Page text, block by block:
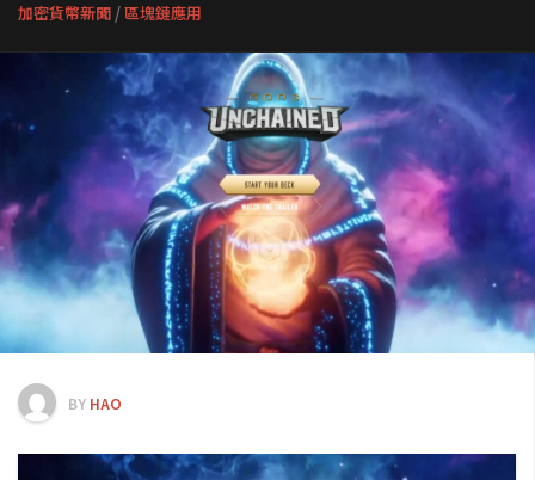
COTI
Solve.Care
幣種介紹
新手入門教學
交易所
錢包
區塊鏈應用
客座專欄
加密貨幣新聞 /區塊鏈應用
BY HAO